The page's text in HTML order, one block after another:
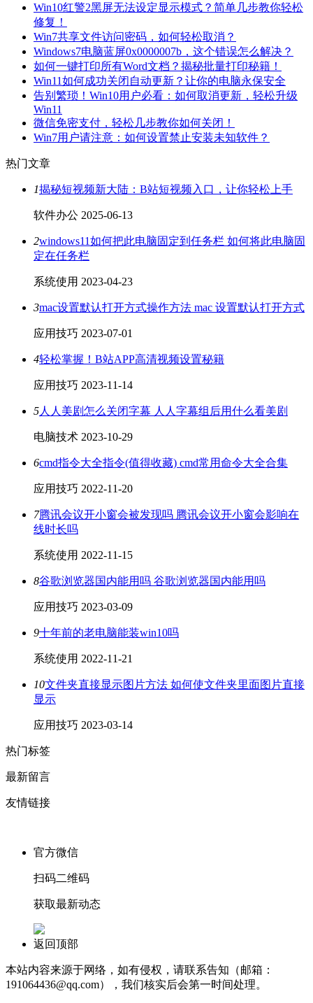
Win10红警2黑屏无法设定显示模式？简单几步教你轻松
修复！
Win7共享文件访问密码，如何轻松取消？
Windows7电脑蓝屏0x0000007b，这个错误怎么解决？
如何一键打印所有Word文档？揭秘批量打印秘籍！
Win11如何成功关闭自动更新？让你的电脑永保安全
告别繁琐！Win10用户必看：如何取消更新，轻松升级
Win11
微信免密支付，轻松几步教你如何关闭！
Win7用户请注意：如何设置禁止安装未知软件？
热门文章
1揭秘短视频新大陆：B站短视频入口，让你轻松上手
软件办公 2025-06-13
2windows11如何把此电脑固定到任务栏 如何将此电脑固
定在任务栏
系统使用 2023-04-23
3mac设置默认打开方式操作方法 mac 设置默认打开方式
应用技巧 2023-07-01
4轻松掌握！B站APP高清视频设置秘籍
应用技巧 2023-11-14
5人人美剧怎么关闭字幕 人人字幕组后用什么看美剧
电脑技术 2023-10-29
6cmd指令大全指令(值得收藏) cmd常用命令大全合集
应用技巧 2022-11-20
7腾讯会议开小窗会被发现吗 腾讯会议开小窗会影响在
线时长吗
系统使用 2022-11-15
8谷歌浏览器国内能用吗 谷歌浏览器国内能用吗
应用技巧 2023-03-09
9十年前的老电脑能装win10吗
系统使用 2022-11-21
10文件夹直接显示图片方法 如何使文件夹里面图片直接
显示
应用技巧 2023-03-14
热门标签
最新留言
友情链接
官方微信
扫码二维码
获取最新动态
返回顶部
本站内容来源于网络，如有侵权，请联系告知（邮箱：
191064436@qq.com），我们核实后会第一时间处理。